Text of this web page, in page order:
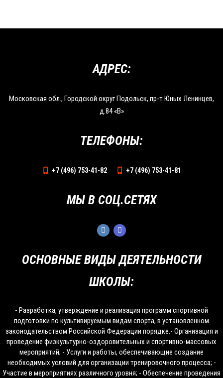
ОСНОВНЫЕ ВИДЫ ДЕЯТЕЛЬНОСТИ
ШКОЛЫ:
- Разработка, утверждение и реализация программ спортивной
подготовки по культивируемым видам спорта, в установленном
законодательством Российской Федерации порядке.- Организация и
проведение физкультурно-оздоровительных и спортивно-массовых
мероприятий; - Услуги и работы, обеспечивающие создание
необходимых условий для организации тренировочного процесса; -
Участие в мероприятиях различного уровня; - Обеспечение проведения
АДРЕС:
Московская обл., Городской округ Подольск, пр-т Юных Ленинцев,
д.84 «В»
ТЕЛЕФОНЫ:
+7 (496) 753-41-82 +7 (496) 753-41-81
МЫ В СОЦ.СЕТЯХ